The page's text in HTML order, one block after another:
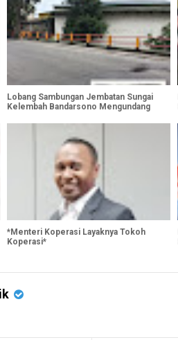
Lobang Sambungan Jembatan Sungai
Kelembah Bandarsono Mengundang
*Menteri Koperasi Layaknya Tokoh
Koperasi*